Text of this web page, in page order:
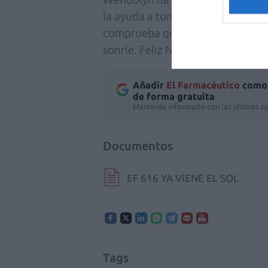
la ayuda a tomar sus medicinas.
comprueba que tendrá que
sonríe. Feliz Navidad.
Añadir El Farmacéutico
de forma gratuita
Mantente informado con las últimas
Documentos
EF 616 YA VIENE EL SOL
Tags